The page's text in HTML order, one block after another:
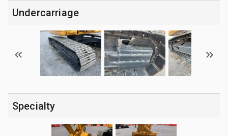
Undercarriage
Specialty